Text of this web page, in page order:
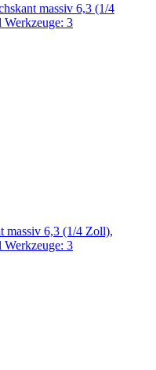
massiv 6,3 (1/4
3
massiv 6,3 (1/4 Zoll),
3